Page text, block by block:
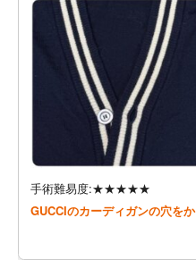
手術難易度:★★★★★
GUCCIのカーディガンの穴を